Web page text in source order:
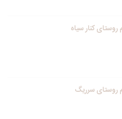
کنار سیاه
روستای سرریگ